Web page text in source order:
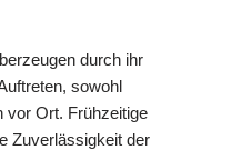
durch ihr
sowohl
vor Ort. Frühzeitige
Zuverlässigkeit der